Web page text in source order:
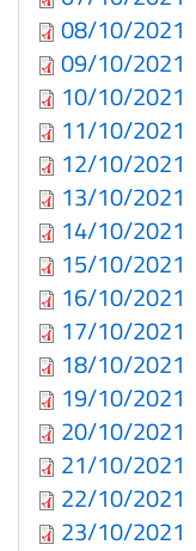
08/10/2021
09/10/2021
10/10/2021
11/10/2021
12/10/2021
13/10/2021
14/10/2021
15/10/2021
16/10/2021
17/10/2021
18/10/2021
19/10/2021
20/10/2021
21/10/2021
22/10/2021
23/10/2021